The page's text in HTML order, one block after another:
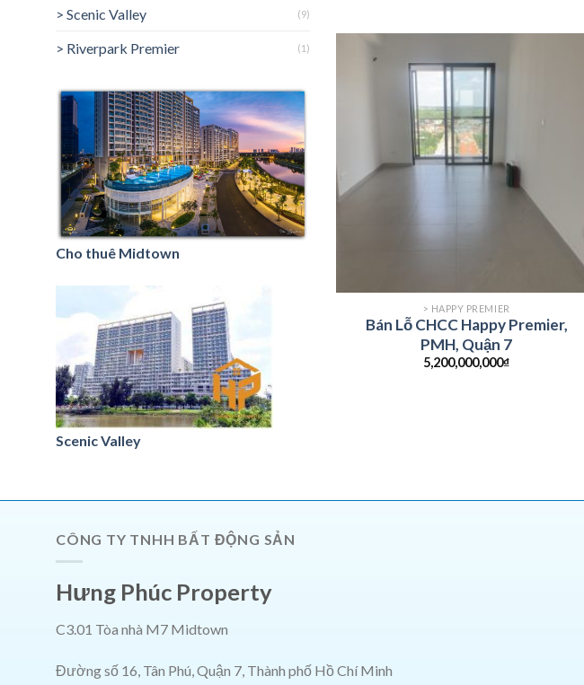
> Scenic Valley (9)
> Riverpark Premier (1)
Cho thuê Midtown
Scenic Valley
> HAPPY PREMIER
Bán Lỗ CHCC Happy Premier,
PMH, Quận 7
5,200,000,000₫
CÔNG TY TNHH BẤT ĐỘNG SẢN
Hưng Phúc Property
C3.01 Tòa nhà M7 Midtown
Đường số 16, Tân Phú, Quận 7, Thành phố Hồ Chí Minh